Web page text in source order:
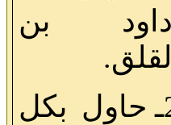
داود بن
لقلق.
2ـ حاول بكل